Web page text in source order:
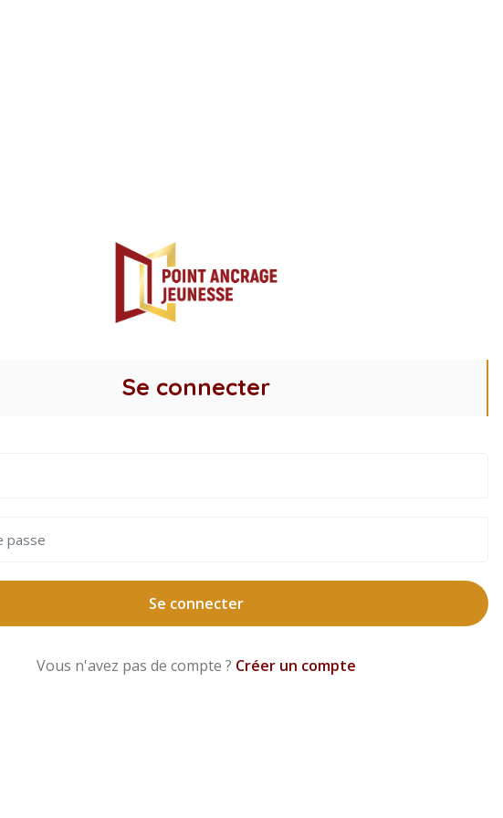
Se connecter
Se connecter
Vous n'avez pas de compte ? Créer un compte